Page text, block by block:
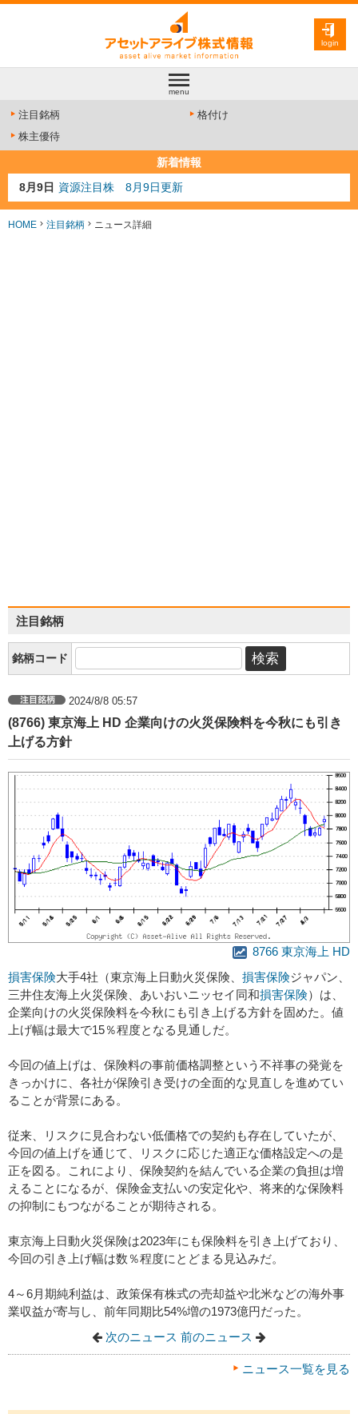
login
menu
注目銘柄
格付け
株主優待
新着情報
8月9日 資源注目株 8月9日更新
8月4日 AI注目株 8月4日更新
8月3日 人気業種注目株 8月3日更新
HOME 注目銘柄 ニュース詳細
注目銘柄
銘柄コード
2024/8/8 05:57
(8766) 東京海上 HD 企業向けの火災保険料を今秋にも引き
上げる方針
8766 東京海上 HD
損害保険大手4社（東京海上日動火災保険、 損害保険ジャパン、
三井住友海上火災保険、あいおいニッセイ同和損害保険）は、
企業向けの火災保険料を今秋にも引き上げる方針を固めた。値
上げ幅は最大で15％程度となる見通しだ。
今回の値上げは、保険料の事前価格調整という不祥事の発覚を
きっかけに、各社が保険引き受けの全面的な見直しを進めてい
ることが背景にある。
従来、リスクに見合わない低価格での契約も存在していたが、
今回の値上げを通じて、リスクに応じた適正な価格設定への是
正を図る。これにより、保険契約を結んでいる企業の負担は増
えることになるが、保険金支払いの安定化や、将来的な保険料
の抑制にもつながることが期待される。
東京海上日動火災保険は2023年にも保険料を引き上げており、
今回の引き上げ幅は数％程度にとどまる見込みだ。
4～6月期純利益は、政策保有株式の売却益や北米などの海外事
業収益が寄与し、前年同期比54%増の1973億円だった。
次のニュース 前のニュース
ニュース一覧を見る